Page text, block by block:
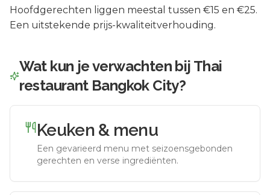
Hoofdgerechten liggen meestal tussen €15 en €25.
Een uitstekende prijs-kwaliteitverhouding.
Wat kun je verwachten bij Thai
restaurant Bangkok City?
Keuken & menu
Een gevarieerd menu met seizoensgebonden
gerechten en verse ingrediënten.